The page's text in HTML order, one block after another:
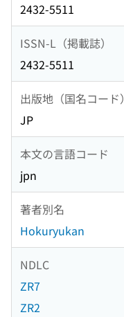
2432-5511
ISSN-L（掲載誌）
2432-5511
出版地（国名コード）
JP
本文の言語コード
jpn
著者別名
Hokuryukan
NDLC
ZR7
ZR2